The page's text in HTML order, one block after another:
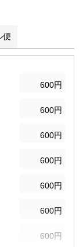
便
600円
600円
600円
600円
600円
600円
600円